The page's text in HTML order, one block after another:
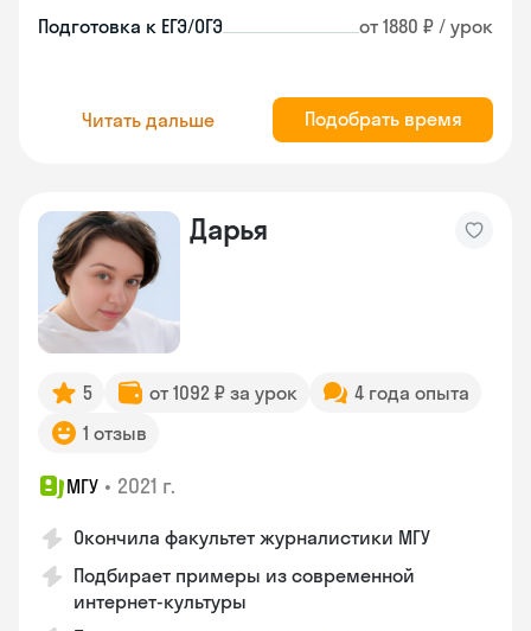
Подготовка к ЕГЭ/ОГЭ от 1880 ₽ / урок
Читать дальше Подобрать время
Дарья
5 от 1092 ₽ за урок
4 года опыта
1 отзыв
МГУ • 2021 г.
Окончила факультет журналистики МГУ
Подбирает примеры из современной
интернет-культуры